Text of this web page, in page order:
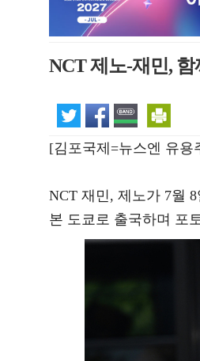
NCT 제노-재민,
[김포국제=뉴스엔 유용
NCT 재민, 제노가 7월
본 도쿄로 출국하며 포